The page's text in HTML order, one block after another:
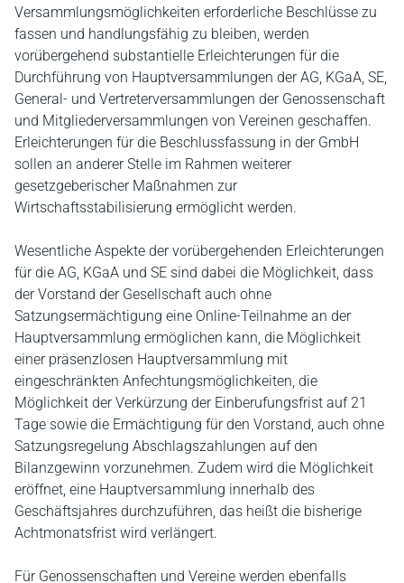
Versammlungsmöglichkeiten erforderliche Beschlüsse zu
fassen und handlungsfähig zu bleiben, werden
vorübergehend substantielle Erleichterungen für die
Durchführung von Hauptversammlungen der AG, KGaA, SE,
General- und Vertreterversammlungen der Genossenschaft
und Mitgliederversammlungen von Vereinen geschaffen.
Erleichterungen für die Beschlussfassung in der GmbH
sollen an anderer Stelle im Rahmen weiterer
gesetzgeberischer Maßnahmen zur
Wirtschaftsstabilisierung ermöglicht werden.
Wesentliche Aspekte der vorübergehenden Erleichterungen
für die AG, KGaA und SE sind dabei die Möglichkeit, dass
der Vorstand der Gesellschaft auch ohne
Satzungsermächtigung eine Online-Teilnahme an der
Hauptversammlung ermöglichen kann, die Möglichkeit
einer präsenzlosen Hauptversammlung mit
eingeschränkten Anfechtungsmöglichkeiten, die
Möglichkeit der Verkürzung der Einberufungsfrist auf 21
Tage sowie die Ermächtigung für den Vorstand, auch ohne
Satzungsregelung Abschlagszahlungen auf den
Bilanzgewinn vorzunehmen. Zudem wird die Möglichkeit
eröffnet, eine Hauptversammlung innerhalb des
Geschäftsjahres durchzuführen, das heißt die bisherige
Achtmonatsfrist wird verlängert.
Für Genossenschaften und Vereine werden ebenfalls